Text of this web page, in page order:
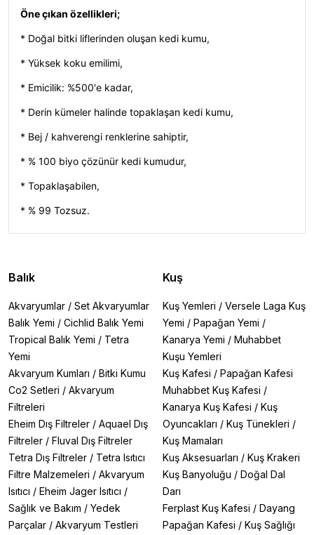
Öne çıkan özellikleri;
* Doğal bitki liflerinden oluşan kedi kumu,
* Yüksek koku emilimi,
* Emicilik: %500'e kadar,
* Derin kümeler halinde topaklaşan kedi kumu,
* Bej / kahverengi renklerine sahiptir,
* % 100 biyo çözünür kedi kumudur,
* Topaklaşabilen,
* % 99 Tozsuz.
Balık
Akvaryumlar / Set Akvaryumlar
Balık Yemi / Cichlid Balık Yemi
Tropical Balık Yemi / Tetra
Yemi
Akvaryum Kumları / Bitki Kumu
Co2 Setleri / Akvaryum
Filtreleri
Eheim Dış Filtreler / Aquael Dış
Filtreler / Fluval Dış Filtreler
Tetra Dış Filtreler / Tetra Isıtıcı
Filtre Malzemeleri / Akvaryum
Isıtıcı / Eheim Jager Isıtıcı /
Sağlık ve Bakım / Yedek
Parçalar / Akvaryum Testleri
Kuş
Kuş Yemleri / Versele Laga Kuş
Yemi / Papağan Yemi /
Kanarya Yemi / Muhabbet
Kuşu Yemleri
Kuş Kafesi / Papağan Kafesi
Muhabbet Kuş Kafesi /
Kanarya Kuş Kafesi / Kuş
Oyuncakları / Kuş Tünekleri /
Kuş Mamaları
Kuş Aksesuarları / Kuş Krakeri
Kuş Banyoluğu / Doğal Dal
Darı
Ferplast Kuş Kafesi / Dayang
Papağan Kafesi / Kuş Sağlığı